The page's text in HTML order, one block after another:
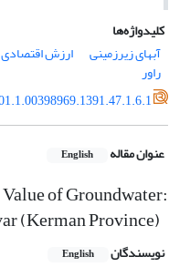
کلیدواژه‌ها
آب‎های زیرزمینی
ارزش اقتصادی
راور
عنوان مقاله English
of Groundwater:
(Kerman Province)
نویسندگان English